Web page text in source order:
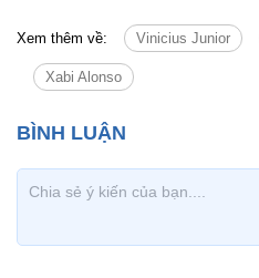
Xem thêm về: Vinicius Junior
Xabi Alonso